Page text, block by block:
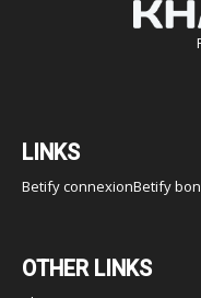
LINKS
Betify connexionBetify
OTHER LINKS